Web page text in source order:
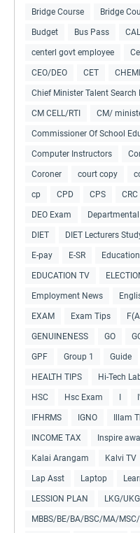
Bridge Course Bridge
Budget Bus Pass
centerl govt employee
CEO/DEO CET
Chief Minister Talent Search
CM CELL/RTI CM/
Commissioner Of School
Computer Instructors
Coroner court copy
cp CPD CPS CRC
DEO Exam
DIET DIET Lecturers
E-pay E-SR
EDUCATION TV
Employment News
EXAM Exam Tips
GENUINENESS GO
GPF Group 1 Guide
HEALTH TIPS Hi-Tech
HSC Hsc Exam
IFHRMS IGNO Illam
INCOME TAX Inspire
Kalai Arangam Kalvi TV
Lap Asst Laptop
LESSION PLAN LKG/UKG
MBBS/BE/BA/BSC/MA/